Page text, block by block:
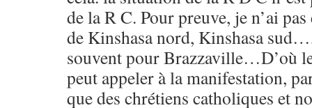
de la R C. Pour preuve, je n’ai
de Kinshasa nord, Kinshasa
souvent pour Brazzaville…D’où
peut appeler à la manifestation,
que des chrétiens catholiques et